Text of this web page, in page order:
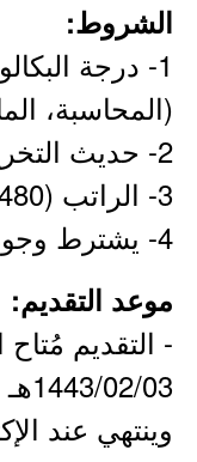
الشروط:
1- درجة
(المحاسبة،
2- حديث التخرج أو خبر سنة.
3- الراتب (6,480 ريال).
4- يشترط وجود شهادة الاعتماد المهني.
موعد التقديم:
- التقديم مُتاح
وينتهي عند